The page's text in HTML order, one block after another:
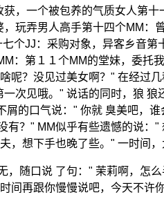
，一个被包养的气质女人第
玩弄男人高手第十四个MM
个JJ：采购对象，异客乡音
：第１１个MM的堂妹，委托
呢？没见过美女啊？" 在经过
次见哦。" 说话的同时，狼
的口气说：" 你就 臭美吧，
有？" MM似乎有些遗憾的说
想下手也晚了些。" 一时间
随口说 了句：" 茉莉啊，怎
间再跟你慢慢说吧，今天不